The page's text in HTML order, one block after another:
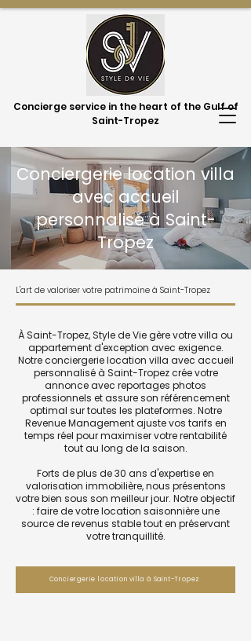
Concierge service in the heart of the Gulf of
Saint-Tropez
Conciergerie location villa
avec accueil
personnalisé à Saint-
Tropez
L'art de valoriser votre patrimoine à Saint-Tropez
À Saint-Tropez, Style de Vie gère votre villa ou
appartement d'exception avec exigence.
Notre conciergerie location villa avec accueil
personnalisé à Saint-Tropez crée votre
annonce avec reportages photos
professionnels et assure son référencement
optimal sur toutes les plateformes. Notre
Revenue Management ajuste vos tarifs en
temps réel pour maximiser votre rentabilité
tout au long de la saison.
Forts de plus de 30 ans d'expertise en
valorisation immobilière, nous présentons
votre bien sous son meilleur jour. Notre objectif
: faire de votre location saisonnière une
source de revenus stable tout en préservant
votre tranquillité.
Conciergerie location villa à Saint-Tropez